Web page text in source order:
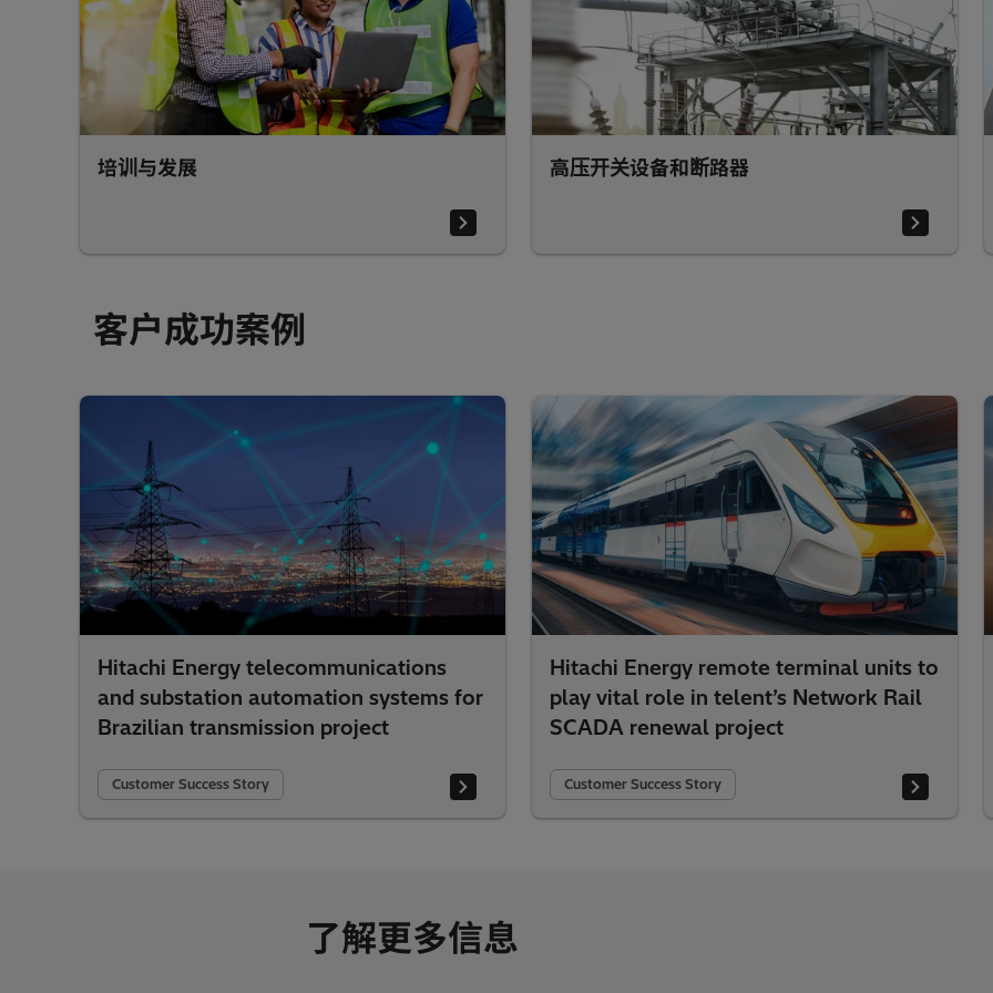
培训与发展 高压开关设备和断路器
客户成功案例
Hitachi Energy telecommunications
and substation automation systems for
Brazilian transmission project
Customer Success Story
Hitachi Energy remote terminal units to
play vital role in telent’s Network Rail
SCADA renewal project
Customer Success Story
了解更多信息